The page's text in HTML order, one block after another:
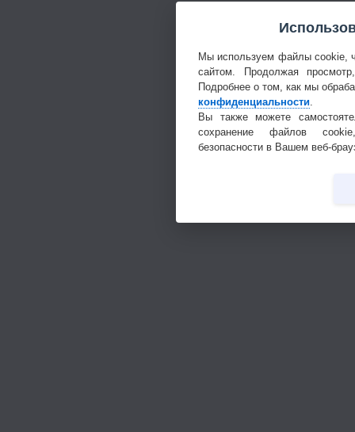
Мы используем файлы cookie,
сайтом. Продолжая
Подробнее о том, как мы
конфиденциальности.
Вы также можете
сохранение файлов
безопасности в Вашем веб-